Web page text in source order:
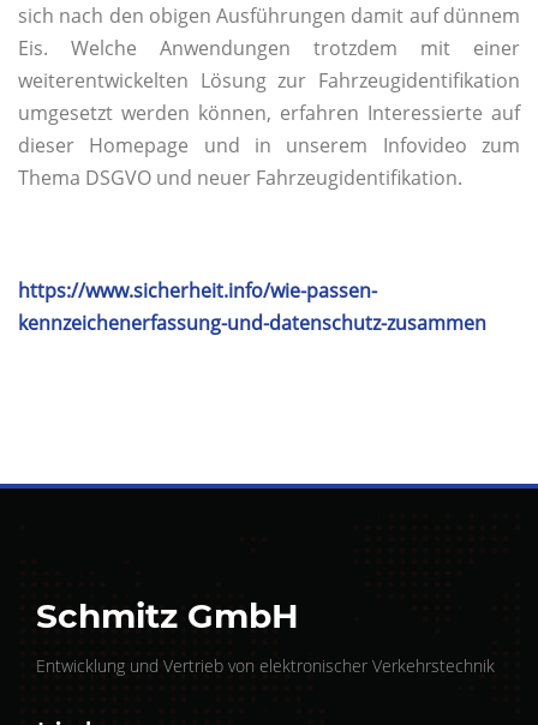
sich nach den obigen Ausführungen damit auf dünnem
Eis. Welche Anwendungen trotzdem mit einer
weiterentwickelten Lösung zur Fahrzeugidentifikation
umgesetzt werden können, erfahren Interessierte auf
dieser Homepage und in unserem Infovideo zum
Thema DSGVO und neuer Fahrzeugidentifikation.
https://www.sicherheit.info/wie-passen-
kennzeichenerfassung-und-datenschutz-zusammen
Schmitz GmbH
Entwicklung und Vertrieb von elektronischer Verkehrstechnik